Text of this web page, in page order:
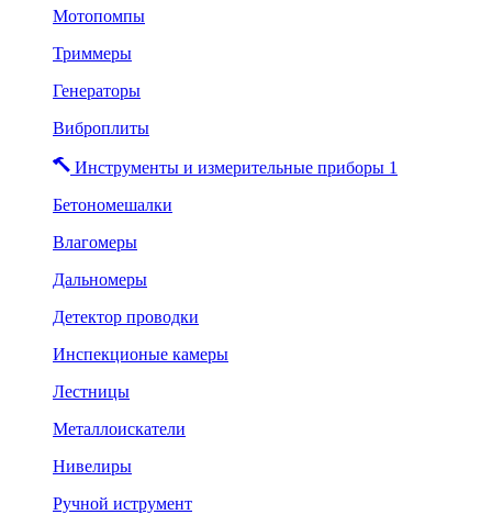
Мотопомпы
Триммеры
Генераторы
Виброплиты
Инструменты и измерительные приборы 1
Бетономешалки
Влагомеры
Дальномеры
Детектор проводки
Инспекционые камеры
Лестницы
Металлоискатели
Нивелиры
Ручной иструмент